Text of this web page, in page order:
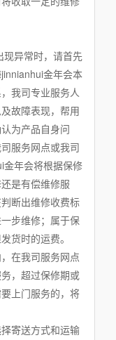
现异常时，请首先
金年会本
我司专业服务人
故障表现，帮用
为产品自身问
服务网点或我司
年会将根据保修
是有偿维修服
断出维修收费标
步维修；属于保
货时的运费。
在我司服务网点
，超过保修期或
上门服务的，将
寄送方式和运输